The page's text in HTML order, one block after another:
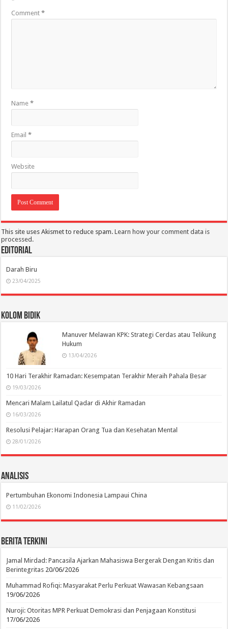
Comment*
Name*
Email*
Website
This site uses Akismet to reduce spam.Learn how your comment data is
processed.
Editorial
Darah Biru
23/04/2025
Kolom Bidik
Manuver Melawan KPK: Strategi Cerdas atau Telikung
Hukum
13/04/2026
10 Hari Terakhir Ramadan: Kesempatan Terakhir Meraih Pahala Besar
19/03/2026
Mencari Malam Lailatul Qadar di Akhir Ramadan
16/03/2026
Resolusi Pelajar: Harapan Orang Tua dan Kesehatan Mental
28/01/2026
Analisis
Pertumbuhan Ekonomi Indonesia Lampaui China
11/02/2026
Berita Terkini
Jamal Mirdad: Pancasila Ajarkan Mahasiswa Bergerak Dengan Kritis dan
Berintegritas 20/06/2026
Muhammad Rofiqi: Masyarakat Perlu Perkuat Wawasan Kebangsaan
19/06/2026
Nuroji: Otoritas MPR Perkuat Demokrasi dan Penjagaan Konstitusi
17/06/2026